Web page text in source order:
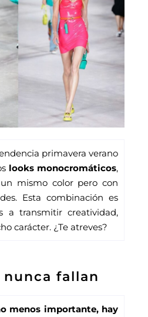
primavera verano
looks monocromáticos,
mismo color pero con
Esta combinación es
a transmitir creatividad,
carácter. ¿Te atreves?
nunca fallan
menos importante, hay